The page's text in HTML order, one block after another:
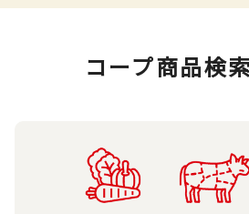
コープ商品検